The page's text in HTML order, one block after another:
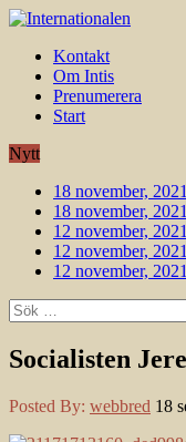
Kontakt
Om Intis
Prenumerera
Start
Nytt
18 november, 2021
18 november, 2021
12 november, 2021
12 november, 2021
12 november, 2021
Sök
efter:
Socialisten
Posted By: webbred 18